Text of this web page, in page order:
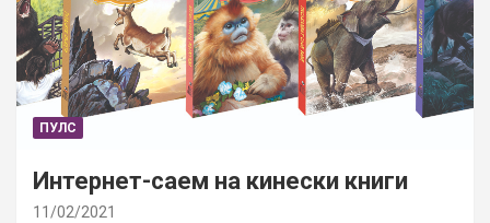
ПУЛС
Интернет-саем на кинески книги
11/02/2021